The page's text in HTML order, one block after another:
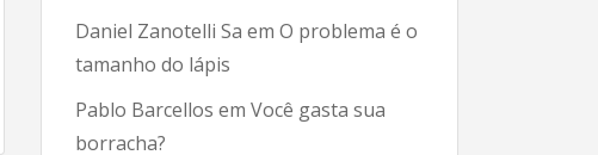
Daniel Zanotelli Sa em O problema é o
tamanho do lápis
Pablo Barcellos em Você gasta sua
borracha?